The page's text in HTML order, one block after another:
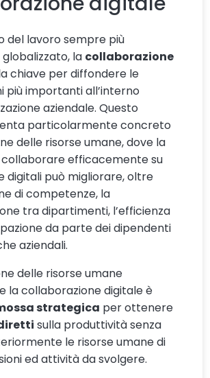
del lavoro sempre più
la collaborazione
chiave per diffondere le
più importanti all’interno
aziendale. Questo
particolarmente concreto
delle risorse umane, dove la
efficacemente su
digitali può migliorare, oltre
di competenze, la
tra dipartimenti, l’efficienza
da parte dei dipendenti
aziendali.
delle risorse umane
la collaborazione digitale è
strategica per ottenere
sulla produttività senza
le risorse umane di
ed attività da svolgere.